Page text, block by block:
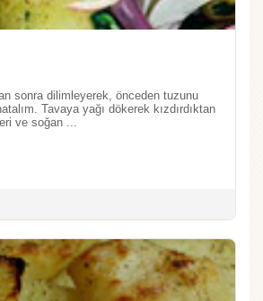
sonra dilimleyerek, önceden tuzunu
Tavaya yağı dökerek kızdırdıktan
ve soğan ...